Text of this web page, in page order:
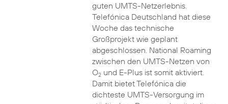
guten UMTS-Netzerlebnis.
Telefónica Deutschland hat diese
Woche das technische
Großprojekt wie geplant
abgeschlossen. National Roaming
zwischen den UMTS-Netzen von
O2und E-Plus ist somit aktiviert.
Damit bietet Telefónica die
dichteste UMTS-Versorgung im